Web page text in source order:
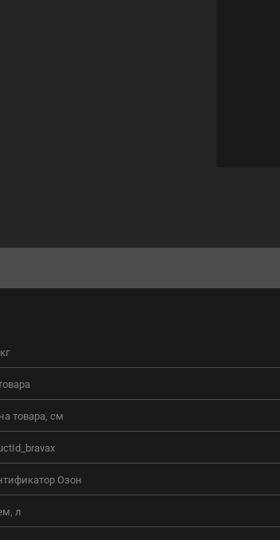
товара, см
Озон
л